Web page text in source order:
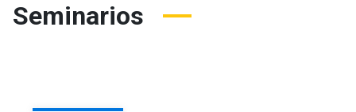
Seminarios